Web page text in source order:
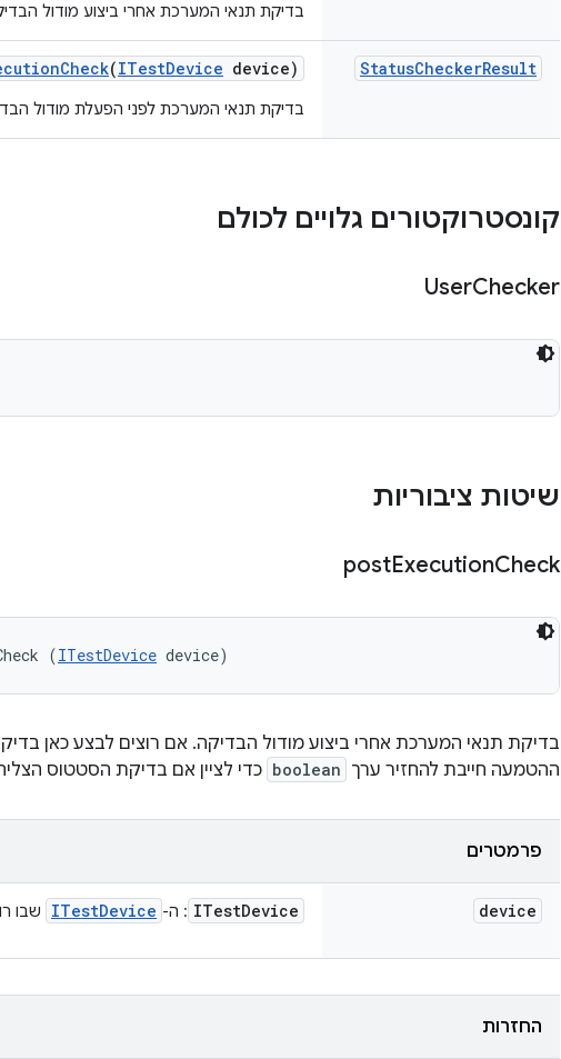
בדיקת תנאי המערכת אחרי ביצוע מודול
StatusCheckerResult
Check(ITestDevice device)
בדיקת תנאי המערכת לפני הפעלת מודול
קונסטרוקטורים גלויים לכולם
UserChecker
שיטות ציבוריות
postExecutionCheck
(ITestDevice device)
בדיקת תנאי המערכת אחרי ביצוע מודול הבדיקה. אם רוצים לבצע כאן
ההטמעה חייבת להחזיר ערך boolean כדי לציין אם בדיקת הסטטוס
פרמטרים
device
ITestDevice : ה- ITestDevice שבו
החזרות